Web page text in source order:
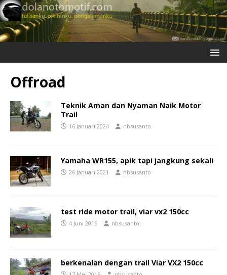
Offroad
Teknik Aman dan Nyaman Naik Motor
Trail
16 Januari 2024 nbsusanto
Yamaha WR155, apik tapi jangkung sekali
26 Januari 2021 nbsusanto
test ride motor trail, viar vx2 150cc
4 Juni 2015 nbsusanto
berkenalan dengan trail Viar VX2 150cc